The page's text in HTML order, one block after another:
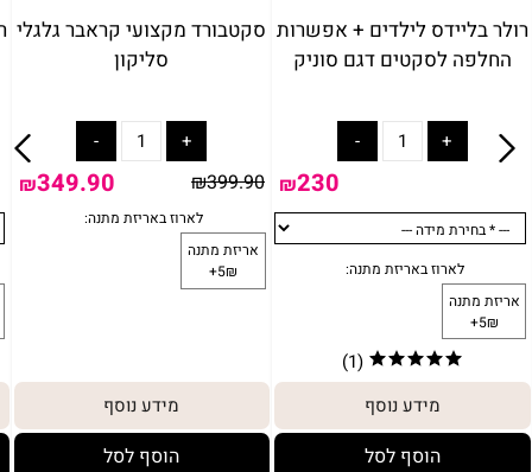
סקטבורד מקצועי קראבר גלגלי
סליקון
₪399.90
₪349.90
מידע נוסף
הוסף לסל
רולר בליידס לילדים + אפשרות
החלפה לסקטים דגם סוניק
₪230
(1)
מידע נוסף
הוסף לסל